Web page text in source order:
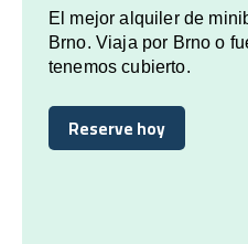
El mejor alquiler de
Brno. Viaja por Brno o
tenemos cubierto.
Reserve hoy
Reserve hoy